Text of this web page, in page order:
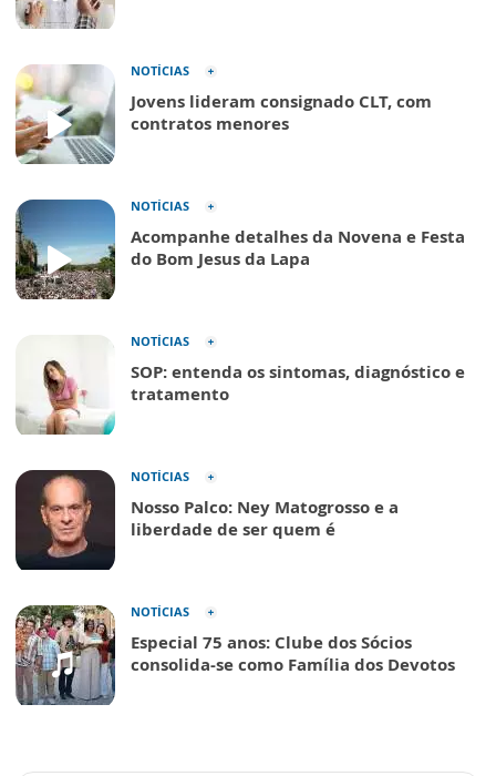
NOTÍCIAS
Jovens lideram consignado CLT, com
contratos menores
NOTÍCIAS
Acompanhe detalhes da Novena e Festa
do Bom Jesus da Lapa
NOTÍCIAS
SOP: entenda os sintomas, diagnóstico e
tratamento
NOTÍCIAS
Nosso Palco: Ney Matogrosso e a
liberdade de ser quem é
NOTÍCIAS
Especial 75 anos: Clube dos Sócios
consolida-se como Família dos Devotos